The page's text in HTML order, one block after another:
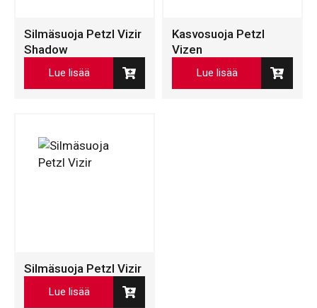
Silmäsuoja Petzl Vizir
Shadow
Lue lisää
Kasvosuoja Petzl
Vizen
Lue lisää
Silmäsuoja Petzl Vizir
Lue lisää